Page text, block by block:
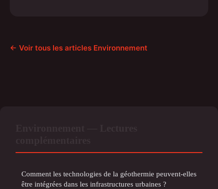
← Voir tous les articles Environnement
Comment les technologies de la géothermie peuvent-elles
être intégrées dans les infrastructures urbaines ?